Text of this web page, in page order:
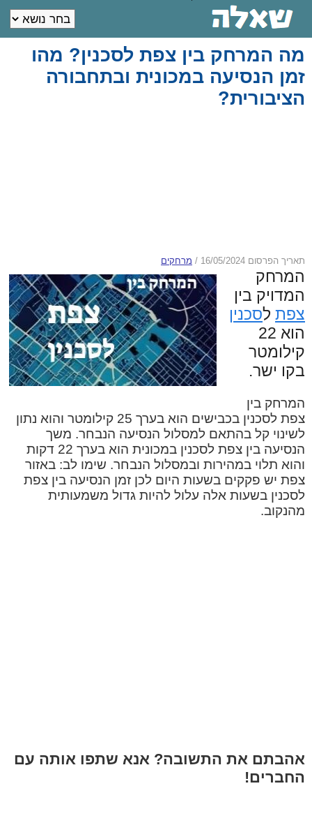
מה המרחק בין צפת לסכנין? מהו
זמן הנסיעה במכונית ובתחבורה
הציבורית?
תאריך הפרסום 16/05/2024 / מרחקים
המרחק
המדויק בין
צפת לסכנין
הוא 22
קילומטר
בקו ישר.
המרחק בין
צפת לסכנין בכבישים הוא בערך 25 קילומטר והוא נתון
לשינוי קל בהתאם למסלול הנסיעה הנבחר. משך
הנסיעה בין צפת לסכנין במכונית הוא בערך 22 דקות
והוא תלוי במהירות ובמסלול הנבחר. שימו לב: באזור
צפת יש פקקים בשעות היום לכן זמן הנסיעה בין צפת
לסכנין בשעות אלה עלול להיות גדול משמעותית
מהנקוב.
אהבתם את התשובה? אנא שתפו אותה עם
החברים!